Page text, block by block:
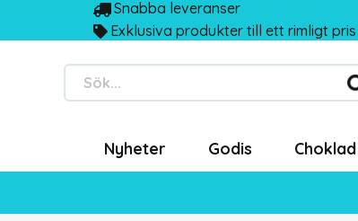
Snabba leveranser
Exklusiva produkter till ett rimligt pris
Sök...
Nyheter Godis Choklad